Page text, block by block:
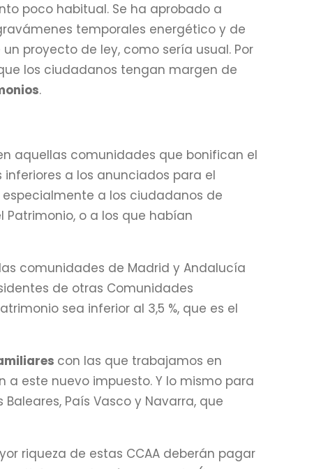
poco habitual. Se ha aprobado a
temporales energético y de
proyecto de ley, como sería usual. Por
los ciudadanos tengan margen de
.
aquellas comunidades que bonifican el
a los anunciados para el
a los ciudadanos de
o a los que habían
comunidades de Madrid y Andalucía
de otras Comunidades
sea inferior al 3,5 %, que es el
con las que trabajamos en
a este nuevo impuesto. Y lo mismo para
País Vasco y Navarra, que
riqueza de estas CCAA deberán pagar